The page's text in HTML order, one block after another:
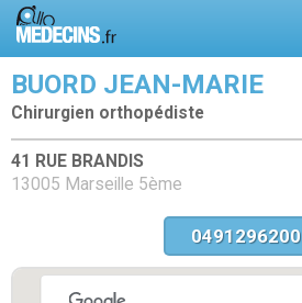
BUORD JEAN-MARIE
Chirurgien orthopédiste
41 RUE BRANDIS
13005 Marseille 5ème
0491296200